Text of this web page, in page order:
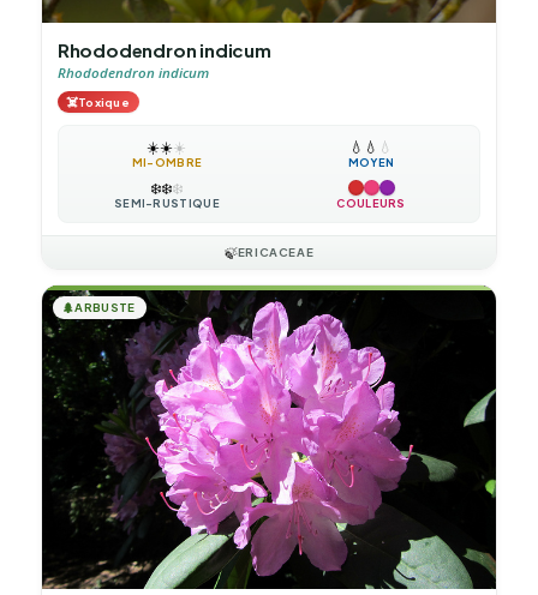
Rhododendron indicum
Rhododendron indicum
☠️Toxique
☀️☀️☀️
MI-OMBRE
💧 💧 💧
MOYEN
❄️❄️❄️
SEMI-RUSTIQUE COULEURS
🍃ERICACEAE
🌲ARBUSTE